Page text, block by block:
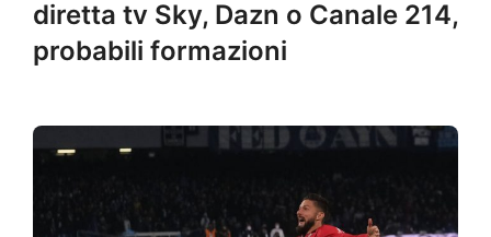
diretta tv Sky, Dazn o Canale 214,
probabili formazioni